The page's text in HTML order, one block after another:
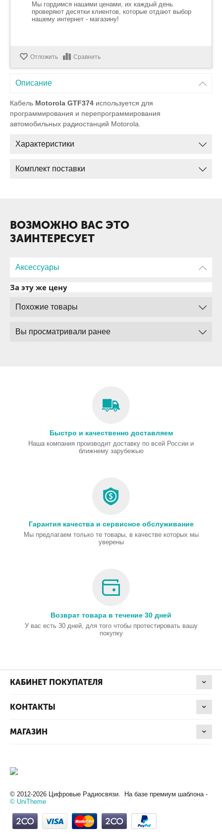
Мы гордимся нашими ценами, их каждый день
проверяют десятки клиентов, которые отдают выбор
нашему интернет - магазину!
Отложить Сравнить
Описание
Кабель Motorola GTF374 используется для
программирования и перепрограммирования
автомобильных радиостанций Motorola.
Характеристики
Комплект поставки
ВОЗМОЖНО ВАС ЭТО
ЗАИНТЕРЕСУЕТ
Аксессуары
За эту же цену
Похожие товары
Вы просматривали ранее
Быстро и качественно доставляем
Наша компания производит доставку по всей России и
ближнему зарубежью
Гарантия качества и сервисное обслуживание
Мы предлагаем только те товары, в качестве которых мы
уверены
Возврат товара в течение 30 дней
У вас есть 30 дней, для того чтобы протестировать вашу
покупку
КАБИНЕТ ПОКУПАТЕЛЯ
КОНТАКТЫ
МАГАЗИН
© 2012-2026 Цифровые Радиосвязи. На базе премиум шаблона -
© UniTheme